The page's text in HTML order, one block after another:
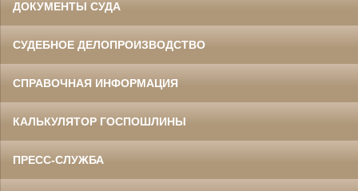
ДОКУМЕНТЫ СУДА
СУДЕБНОЕ ДЕЛОПРОИЗВОДСТВО
СПРАВОЧНАЯ ИНФОРМАЦИЯ
КАЛЬКУЛЯТОР ГОСПОШЛИНЫ
ПРЕСС-СЛУЖБА